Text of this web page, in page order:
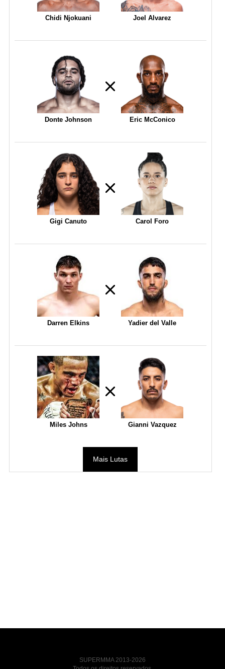
Chidi Njokuani Joel Alvarez
Donte Johnson Eric McConico
Gigi Canuto Carol Foro
Darren Elkins Yadier del Valle
Miles Johns Gianni Vazquez
Mais Lutas
SUPERMMA 2013-2026